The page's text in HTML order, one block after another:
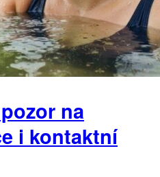
na
i kontaktní